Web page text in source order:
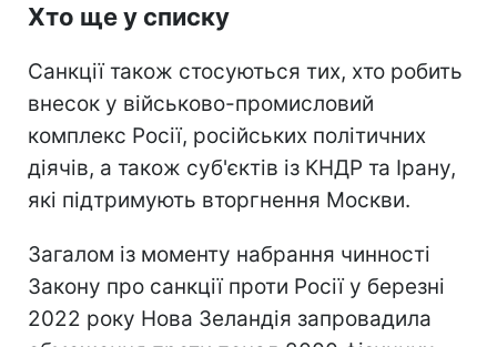
Хто ще у списку
Санкції також стосуються тих, хто робить
внесок у військово-промисловий
комплекс Росії, російських політичних
діячів, а також суб'єктів із КНДР та Ірану,
які підтримують вторгнення Москви.
Загалом із моменту набрання чинності
Закону про санкції проти Росії у березні
2022 року Нова Зеландія запровадила